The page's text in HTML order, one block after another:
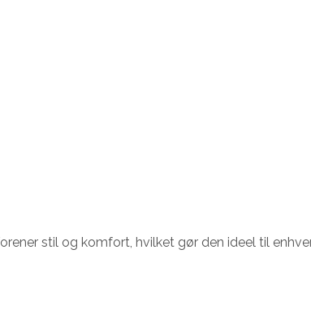
stil og komfort, hvilket gør den ideel til